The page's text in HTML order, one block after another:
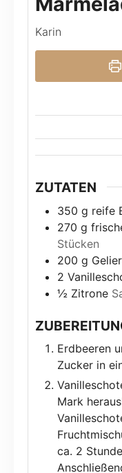
Karin
ZUTATEN
350 g reife
270 g
Stücken
200 g
2
½ Zitrone
Erdbeeren
Zucker in
Mark
ca. 2